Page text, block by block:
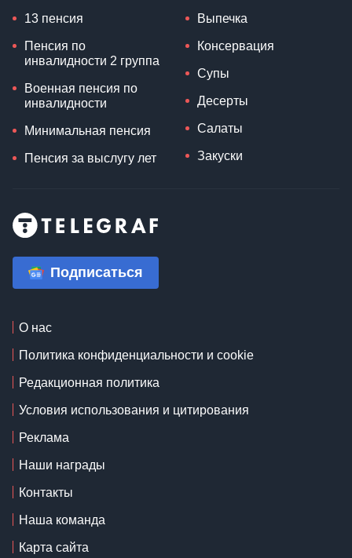
13 пенсия
Пенсия по
инвалидности 2 группа
Военная пенсия по
инвалидности
Минимальная пенсия
Пенсия за выслугу лет
Выпечка
Консервация
Супы
Десерты
Салаты
Закуски
Подписаться
О нас
Политика конфиденциальности и cookie
Редакционная политика
Условия использования и цитирования
Реклама
Наши награды
Контакты
Наша команда
Карта сайта